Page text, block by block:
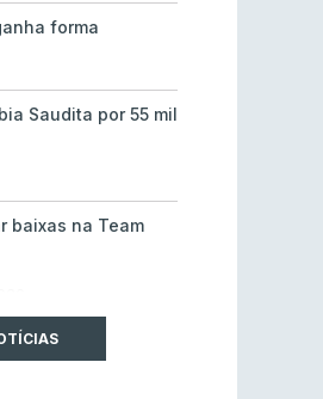
forma
Saudita por 55 mil
baixas na Team
com